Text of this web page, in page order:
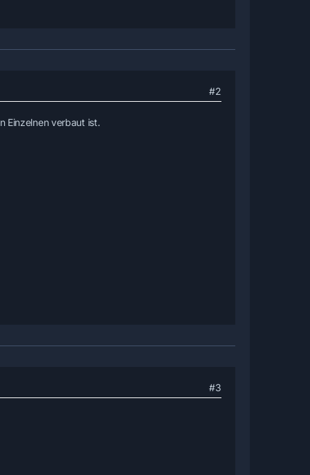
#2
Einzelnen verbaut ist.
#3